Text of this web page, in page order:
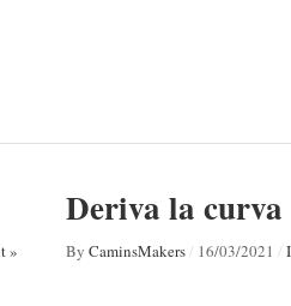
Deriva la curva
» By CaminsMakers/ 16/03/2021 /